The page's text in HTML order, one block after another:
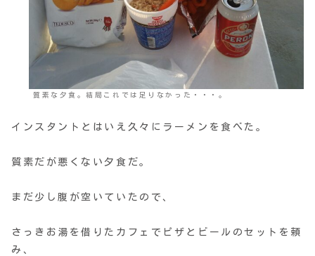
質素な夕食。結局これでは足りなかった・・・。
インスタントとはいえ久々にラーメンを食べた。
質素だが悪くない夕食だ。
まだ少し腹が空いていたので、
さっきお湯を借りたカフェでピザとビールのセットを頼
み、